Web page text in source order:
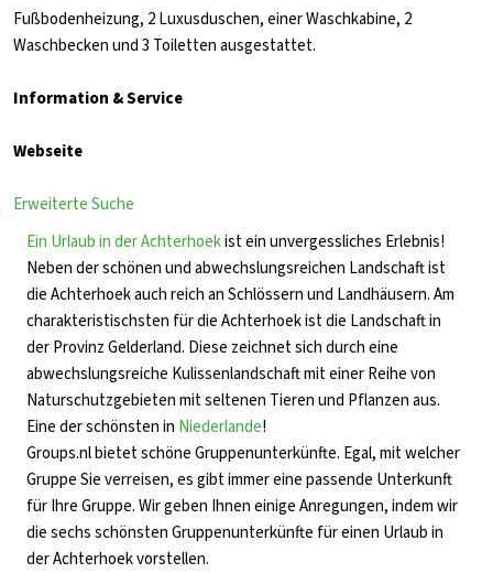
Fußbodenheizung, 2 Luxusduschen, einer Waschkabine, 2
Waschbecken und 3 Toiletten ausgestattet.
Information & Service
Webseite
Erweiterte Suche
Ein Urlaub in der Achterhoekist ein unvergessliches Erlebnis!
Neben der schönen und abwechslungsreichen Landschaft ist
die Achterhoek auch reich an Schlössern und Landhäusern. Am
charakteristischsten für die Achterhoek ist die Landschaft in
der Provinz Gelderland. Diese zeichnet sich durch eine
abwechslungsreiche Kulissenlandschaft mit einer Reihe von
Naturschutzgebieten mit seltenen Tieren und Pflanzen aus.
Eine der schönsten in Niederlande!
Groups.nl bietet schöne Gruppenunterkünfte. Egal, mit welcher
Gruppe Sie verreisen, es gibt immer eine passende Unterkunft
für Ihre Gruppe. Wir geben Ihnen einige Anregungen, indem wir
die sechs schönsten Gruppenunterkünfte für einen Urlaub in
der Achterhoek vorstellen.